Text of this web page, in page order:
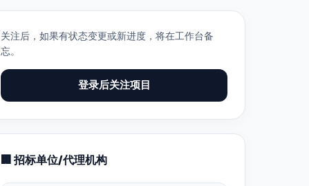
关注后，如果有状态变更或新进度，将在工作台备
忘。
登录后关注项目
🏢 招标单位/代理机构